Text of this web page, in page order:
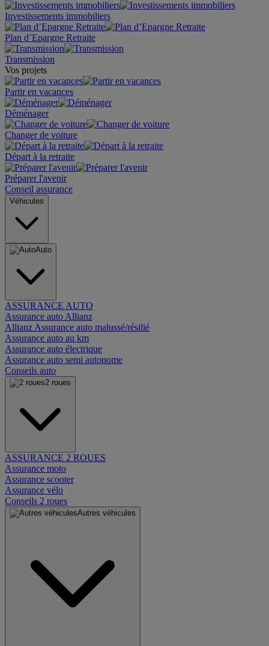
Investissements immobiliers
Plan d’Epargne Retraite
Transmission
Vos projets
Partir en vacances
Déménager
Changer de voiture
Départ à la retraite
Préparer l'avenir
Conseil assurance
Véhicules
Auto
ASSURANCE AUTO
Assurance auto Allianz
Allianz Assurance auto malussé/résilié
Assurance auto au km
Assurance auto électrique
Assurance auto semi autonome
Conseils auto
2 roues
ASSURANCE 2 ROUES
Assurance moto
Assurance scooter
Assurance vélo
Conseils 2 roues
Autres véhicules